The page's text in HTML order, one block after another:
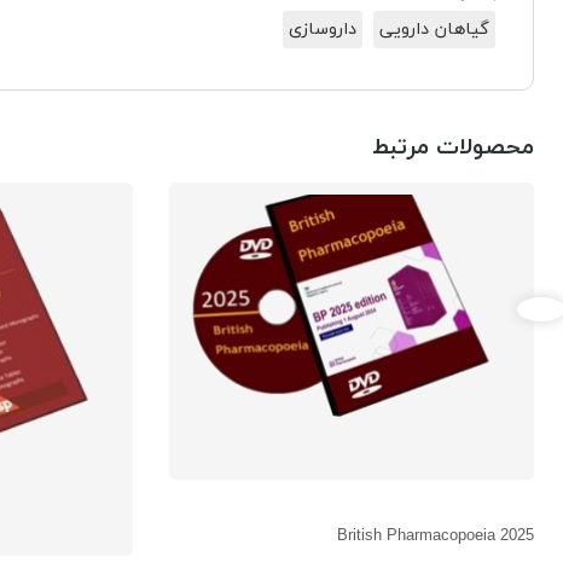
گیاهان دارویی
داروسازی
محصولات مرتبط
British Pharmacopoeia 2025